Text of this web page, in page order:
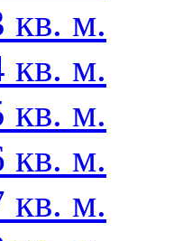
кв. м.
кв. м.
кв. м.
кв. м.
кв. м.